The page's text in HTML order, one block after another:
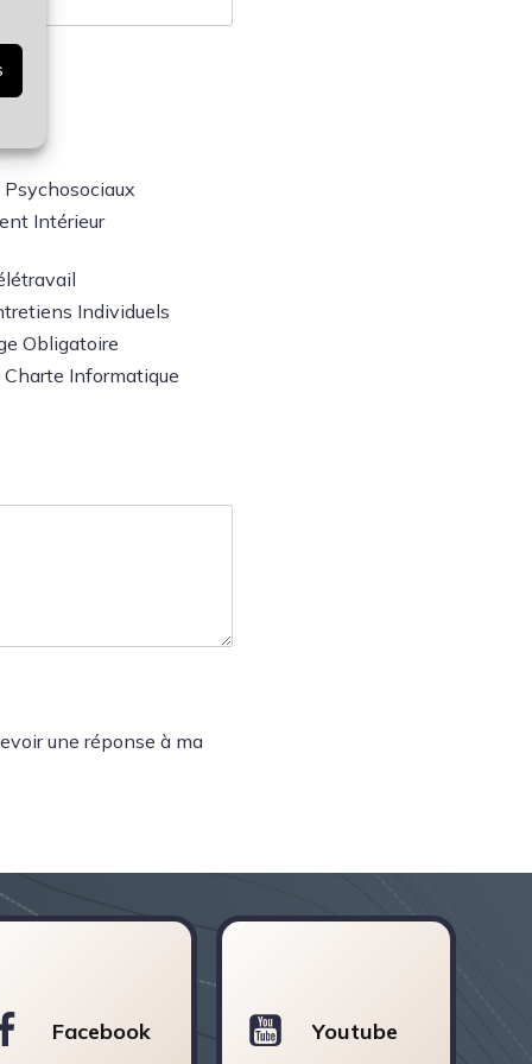
Psychosociaux
Intérieur
Individuels
Obligatoire
Charte Informatique
une réponse à ma
Facebook Youtube